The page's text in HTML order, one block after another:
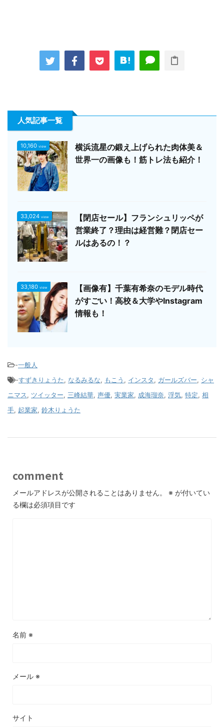
人気記事一覧
10,160 view
横浜流星の鍛え上げられた肉体美＆
世界一の画像も！筋トレ法も紹介！
33,024 view
【閉店セール】フランシュリッペが
営業終了？理由は経営難？閉店セー
ルはあるの！？
33,180 view
【画像有】千葉有希奈のモデル時代
がすごい！高校＆大学やInstagram
情報も！
-一般人
-すずきりょうた, なるみるな, もこう , インスタ, ガールズバー, シャ
ニマス, ツイッター, 三峰結華, 声優, 実業家, 成海瑠奈, 浮気, 特定, 相
手, 起業家, 鈴木りょうた
comment
メールアドレスが公開されることはありません。 ※ が付いてい
る欄は必須項目です
名前 ※
メール ※
サイト